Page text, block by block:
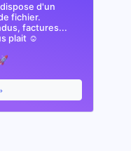
d'un
fichier.
factures...
plait ☺️